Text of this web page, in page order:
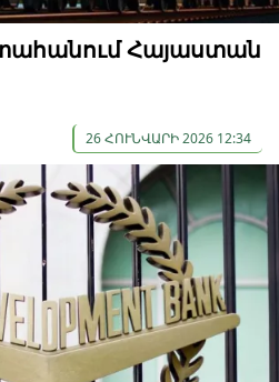
Հայաստան
26 ՀՈՒՆՎԱՐԻ 2026 12:34